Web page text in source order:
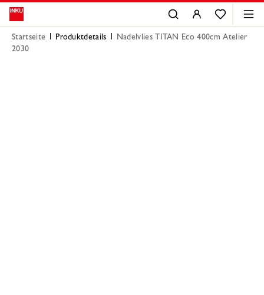
Startseite Produktdetails
Nadelvlies TITAN Eco 400cm Atelier
2030